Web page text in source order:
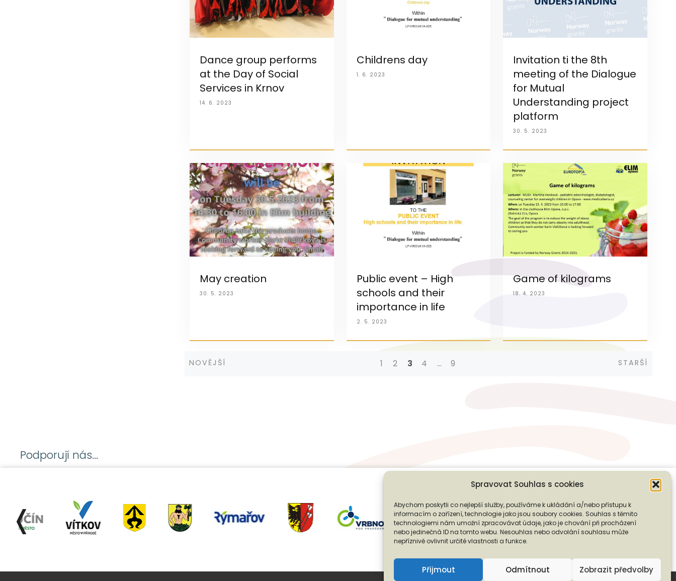
Spravovat Souhlas s cookies
Abychom poskytli co nejlepší služby, používáme k ukládání a/nebo přístupu k
informacím o zařízení, technologie jako jsou soubory cookies. Souhlas s těmito
technologiemi nám umožní zpracovávat údaje, jako je chování při procházení
nebo jedinečná ID na tomto webu. Nesouhlas nebo odvolání souhlasu může
nepříznivě ovlivnit určité vlastnosti a funkce.
Přijmout Odmítnout Zobrazit předvolby
Dance group performs
at the Day of Social
Services in Krnov
14. 6. 2023
Childrens day
1. 6. 2023
Invitation ti the 8th
meeting of the Dialogue
for Mutual
Understanding project
platform
30. 5. 2023
May creation
30. 5. 2023
Public event – High
schools and their
importance in life
2. 5. 2023
Game of kilograms
18. 4. 2023
Novější
NOVĚJŠÍ 1 2 3 4 … 9 STARŠÍ
Podporují nás...
❬ PODPOŘTE NÁS